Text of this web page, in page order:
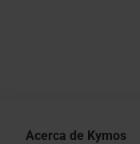
Acerca de Kymos